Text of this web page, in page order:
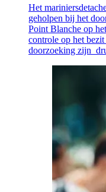
Het
geholpen bij het
Point Blanche op
controle op het
doorzoeking zijn